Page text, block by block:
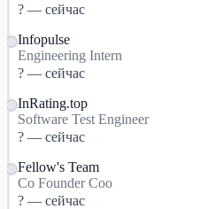
? — сейчас
Infopulse
Engineering Intern
? — сейчас
InRating.top
Software Test Engineer
? — сейчас
Fellow's Team
Co Founder Coo
? — сейчас